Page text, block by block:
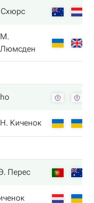
М.
Люмсден
Н. Киченок
Перес